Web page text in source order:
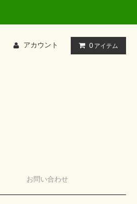
アカウント 0 アイテム
お問い合わせ